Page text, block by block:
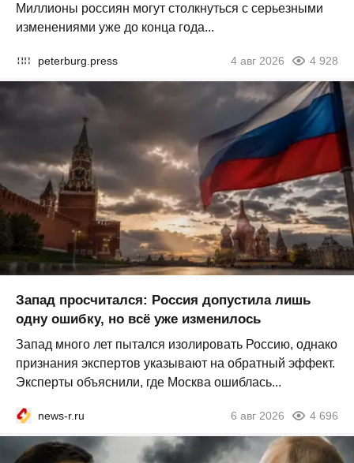
Миллионы россиян могут столкнуться с серьезными
изменениями уже до конца года...
peterburg.press 4 авг 2026 4 928
Запад просчитался: Россия допустила лишь
одну ошибку, но всё уже изменилось
Запад много лет пытался изолировать Россию, однако
признания экспертов указывают на обратный эффект.
Эксперты объяснили, где Москва ошиблась...
news-r.ru 6 авг 2026 4 696